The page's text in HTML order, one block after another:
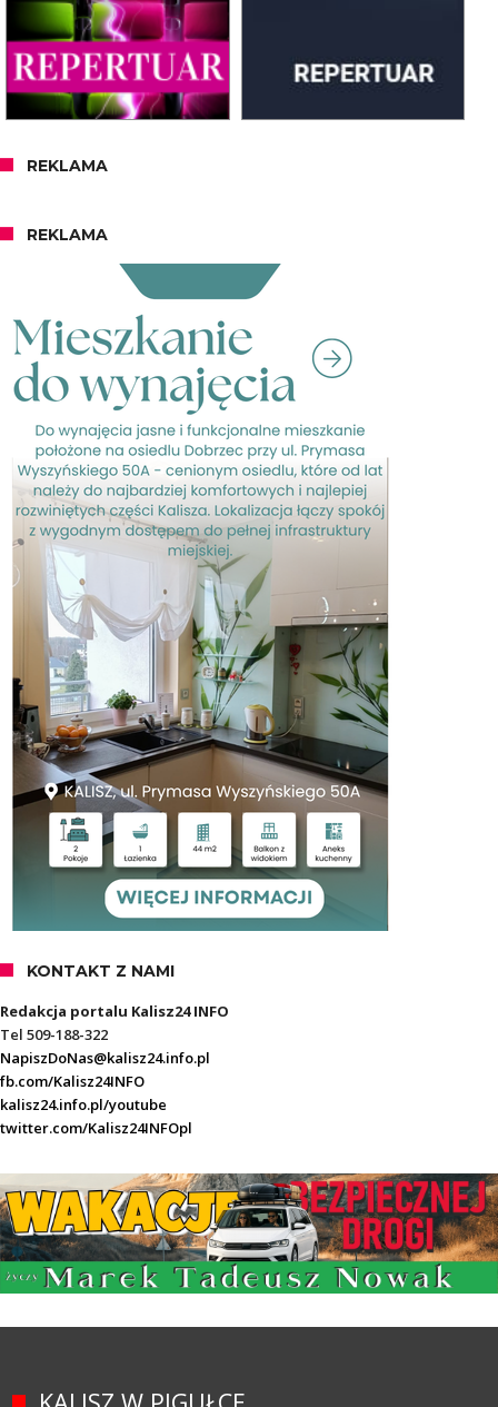
REKLAMA
REKLAMA
KONTAKT Z NAMI
Redakcja portalu Kalisz24 INFO
Tel 509-188-322
NapiszDoNas@kalisz24.info.pl
fb.com/Kalisz24INFO
kalisz24.info.pl/youtube
twitter.com/Kalisz24INFOpl